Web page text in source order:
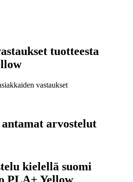
tuotteesta
vastaukset
arvostelut
kielellä suomi
PLA+ Yellow